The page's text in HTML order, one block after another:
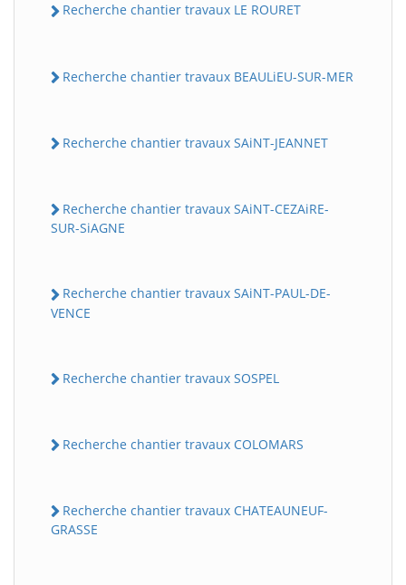
Recherche chantier travaux LE ROURET
Recherche chantier travaux BEAULiEU-SUR-MER
Recherche chantier travaux SAiNT-JEANNET
Recherche chantier travaux SAiNT-CEZAiRE-
SUR-SiAGNE
Recherche chantier travaux SAiNT-PAUL-DE-
VENCE
Recherche chantier travaux SOSPEL
Recherche chantier travaux COLOMARS
Recherche chantier travaux CHATEAUNEUF-
GRASSE